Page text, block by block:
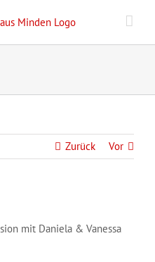
Zurück Vor
mit Daniela & Vanessa